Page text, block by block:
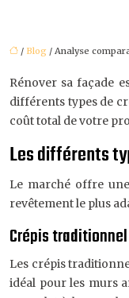
/ Blog / Analyse
Rénover sa façade
différents types de
coût total de votre
Les différents
Le marché offre
revêtement le plus
Crépis
Les crépis
idéal pour les murs